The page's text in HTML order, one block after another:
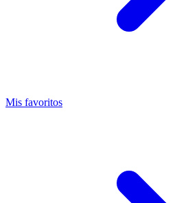
Mis favoritos